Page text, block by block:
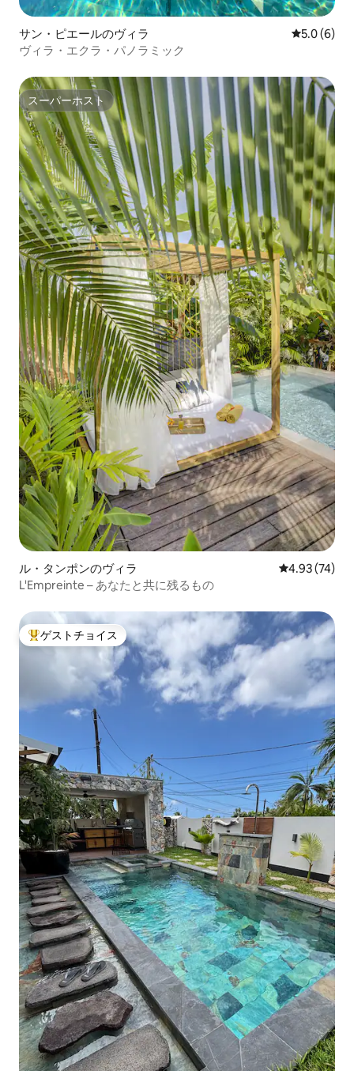
サン・ピエールのヴィラ レビュー6
5.0 (6)
ヴィラ・エクラ・パノラミック
スーパーホスト
スーパーホスト
ル・タンポンのヴィラ レビュー74
4.93 (74)
L'Empreinte – あなたと共に残るもの
大好評のゲストチョイスです。
ゲストチョイス